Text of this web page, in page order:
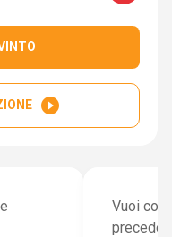
play_circle_filled
Vuoi